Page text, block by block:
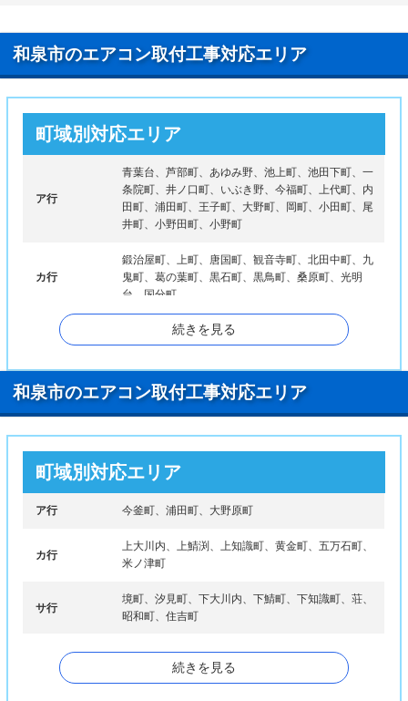
和泉市のエアコン取付工事対応エリア
町域別対応エリア
ア行
青葉台、芦部町、あゆみ野、池上町、池田下町、一
条院町、井ノ口町、いぶき野、今福町、上代町、内
田町、浦田町、王子町、大野町、岡町、小田町、尾
井町、小野田町、小野町
カ行
鍛治屋町、上町、唐国町、観音寺町、北田中町、九
鬼町、葛の葉町、黒石町、黒鳥町、桑原町、光明
台、国分町
幸、阪本町、山荘町、下宮町、善正町
タ行
寺門町、寺田町、富秋町
ナ行 南面利町、納花町、のぞみ野
ハ行
伯太町、はつが野、春木川町、春木町、繁和町、東
阪本町、肥子町、久井町、平井町、福瀬町、伏屋
町、みずき台、緑ケ丘、三林町、室堂町
ワ行 若樫町、和気町、和田町
続きを見る
和泉市のエアコン取付工事対応エリア
町域別対応エリア
ア行 今釜町、浦田町、大野原町
カ行
上大川内、上鯖渕、上知識町、黄金町、五万石町、
米ノ津町
サ行
境町、汐見町、下大川内、下鯖町、下知識町、荘、
昭和町、住吉町
高尾野町江内、高尾野町大久保、高尾野町上水流、
高尾野町唐笠木、高尾野町柴引、高尾野町下水流、
高尾野町下高尾野、武本、知識町、中央町
続きを見る